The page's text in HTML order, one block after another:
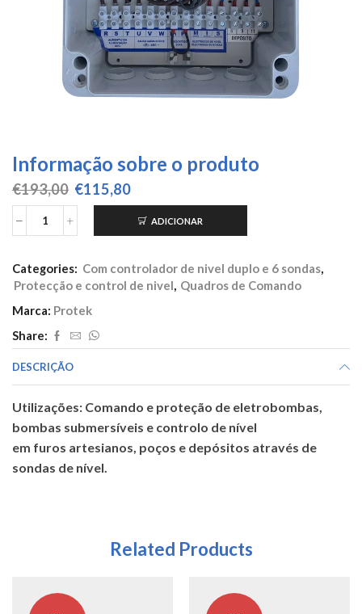
Informação sobre o produto
€193,00 O
preço
original
era:
€115,80O
preço
atual
é:
Quantidade
9
6
-
240V
ADICIONAR
Categories: Com controlador de nivel duplo e 6 sondas,
Protecção e control de nivel, Quadros de Comando
Marca: Protek
Share:
DESCRIÇÃO
Utilizações: Comando e proteção de eletrobombas,
bombas submersíveis e controlo de nível
em furos artesianos, poços e depósitos através de
sondas de nível.
Related Products